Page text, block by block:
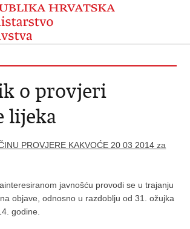
o provjeri
lijeka
PROVJERE KAKVOĆE 20 03 2014 za
javnošću provodi se u trajanju
objave, odnosno u razdoblju od 31. ožujka
godine.